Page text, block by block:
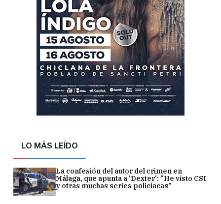
LO MÁS LEÍDO
La confesión del autor del crimen en
Málaga, que apunta a 'Dexter': "He visto CSI
y otras muchas series policíacas"